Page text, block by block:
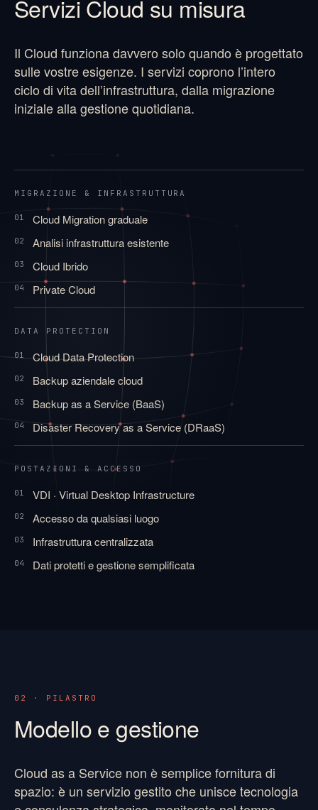
Servizi Cloud su misura
Il Cloud funziona davvero solo quando è progettato
sulle vostre esigenze. I servizi coprono l’intero
ciclo di vita dell’infrastruttura, dalla migrazione
iniziale alla gestione quotidiana.
MIGRAZIONE & INFRASTRUTTURA
01 Cloud Migration graduale
02 Analisi infrastruttura esistente
03 Cloud Ibrido
04 Private Cloud
DATA PROTECTION
01 Cloud Data Protection
02 Backup aziendale cloud
03 Backup as a Service (BaaS)
04 Disaster Recovery as a Service (DRaaS)
POSTAZIONI & ACCESSO
01 VDI · Virtual Desktop Infrastructure
02 Accesso da qualsiasi luogo
03 Infrastruttura centralizzata
04 Dati protetti e gestione semplificata
02 · PILASTRO
Modello e gestione
Cloud as a Service non è semplice fornitura di
spazio: è un servizio gestito che unisce tecnologia